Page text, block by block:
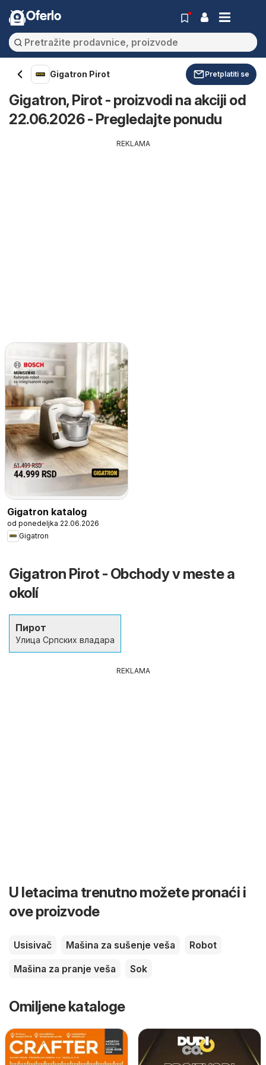
Oferlo
Gigatron Pirot Pretplatiti se
Gigatron, Pirot - proizvodi na akciji od
22.06.2026 - Pregledajte ponudu
REKLAMA
Gigatron katalog
od ponedeljka 22.06.2026
Gigatron
Gigatron Pirot - Obchody v meste a
okolí
Пирот
Улица Српских владара
REKLAMA
U letacima trenutno možete pronaći i
ove proizvode
Usisivač Mašina za sušenje veša
Robot
Mašina za pranje veša
Sok
Omiljene kataloge